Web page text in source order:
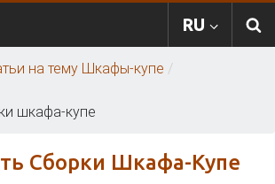
RU
на тему Шкафы-купе /
шкафа-купе
Сборки Шкафа-Купе